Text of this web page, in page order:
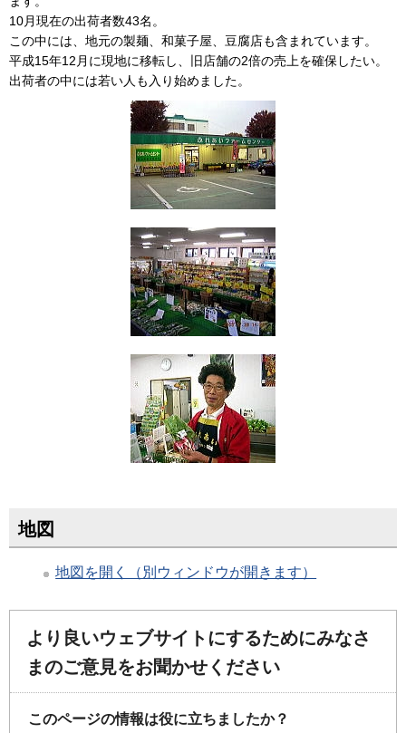
10月現在の出荷者数43名。
この中には、地元の製麺、和菓子屋、豆腐店も含まれています。
平成15年12月に現地に移転し、旧店舗の2倍の売上を確保したい。
出荷者の中には若い人も入り始めました。
地図
地図を開く（別ウィンドウが開きます）
より良いウェブサイトにするためにみなさ
まのご意見をお聞かせください
このページの情報は役に立ちましたか？